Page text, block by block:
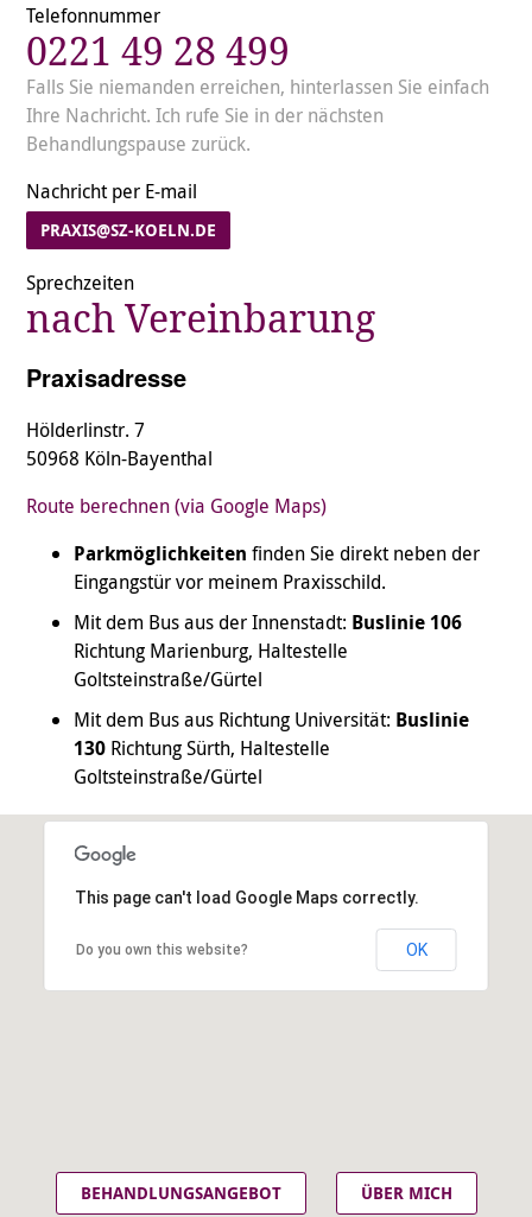
BEHANDLUNGSANGEBOT ÜBER MICH
Telefonnummer
0221 49 28 499
Falls Sie niemanden erreichen, hinterlassen Sie einfach
Ihre Nachricht. Ich rufe Sie in der nächsten
Behandlungspause zurück.
Nachricht per E-mail
PRAXIS@SZ-KOELN.DE
Sprechzeiten
nach Vereinbarung
Praxisadresse
Hölderlinstr. 7
50968 Köln-Bayenthal
Route berechnen (via Google Maps)
Parkmöglichkeiten finden Sie direkt neben der
Eingangstür vor meinem Praxisschild.
Mit dem Bus aus der Innenstadt: Buslinie 106
Richtung Marienburg, Haltestelle
Goltsteinstraße/Gürtel
Mit dem Bus aus Richtung Universität: Buslinie
130 Richtung Sürth, Haltestelle
Goltsteinstraße/Gürtel
This page can't load Google Maps correctly.
Do you own this website? OK